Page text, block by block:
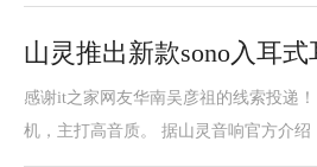
山灵推出新款sono入耳
感谢it之家网友华南吴彦祖的线索投递
机，主打高音质。 据山灵音响官方介绍